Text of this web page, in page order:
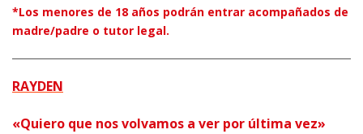
*Los menores de 18 años podrán entrar acompañados de
madre/padre o tutor legal.
RAYDEN
«Quiero que nos volvamos a ver por última vez»